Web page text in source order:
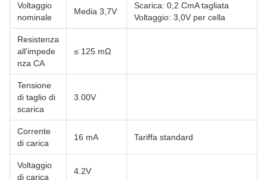
Voltaggio
nominale
Media 3,7V
Scarica: 0,2 CmA tagliata
Voltaggio: 3,0V per cella
Resistenza
all'impede
nza CA
≤ 125 mΩ
Tensione
di taglio di
scarica
3.00V
Corrente
di carica
16 mA Tariffa standard
Voltaggio
di carica
4.2V